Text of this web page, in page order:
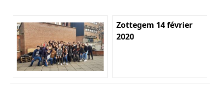
Zottegem 14 février
2020